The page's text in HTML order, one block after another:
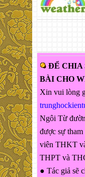
ĐỂ CHIA
BÀI CHO
Xin vui lòng
Ngôi Từ
được sự tham
viên THKT
THPT và
● Tác giả sẽ